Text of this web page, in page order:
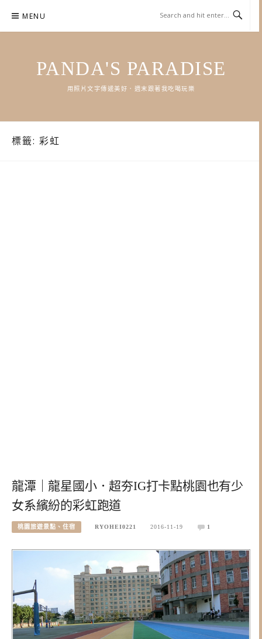
content
MENU
PANDA'S PARADISE
用照片文字傳遞美好．週末跟著我吃喝玩樂
標籤: 彩虹
龍潭｜龍星國小．超夯IG打卡點桃園也有少
女系繽紛的彩虹跑道
桃園旅遊景點、住宿 RYOHEI0221 2016-11-19 1